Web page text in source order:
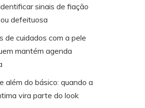
sinais de fiação
defeituosa
de cuidados com a pele
mantém agenda
além do básico: quando a
vira parte do look